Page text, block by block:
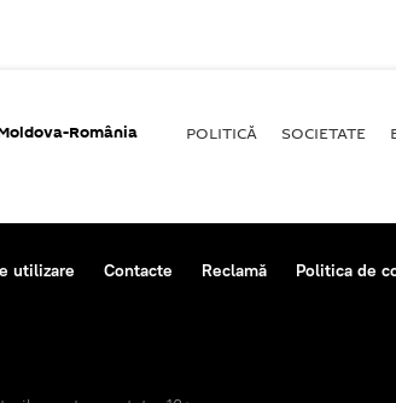
România POLITICĂ SOCIETATE
utilizare Contacte Reclamă Politica de